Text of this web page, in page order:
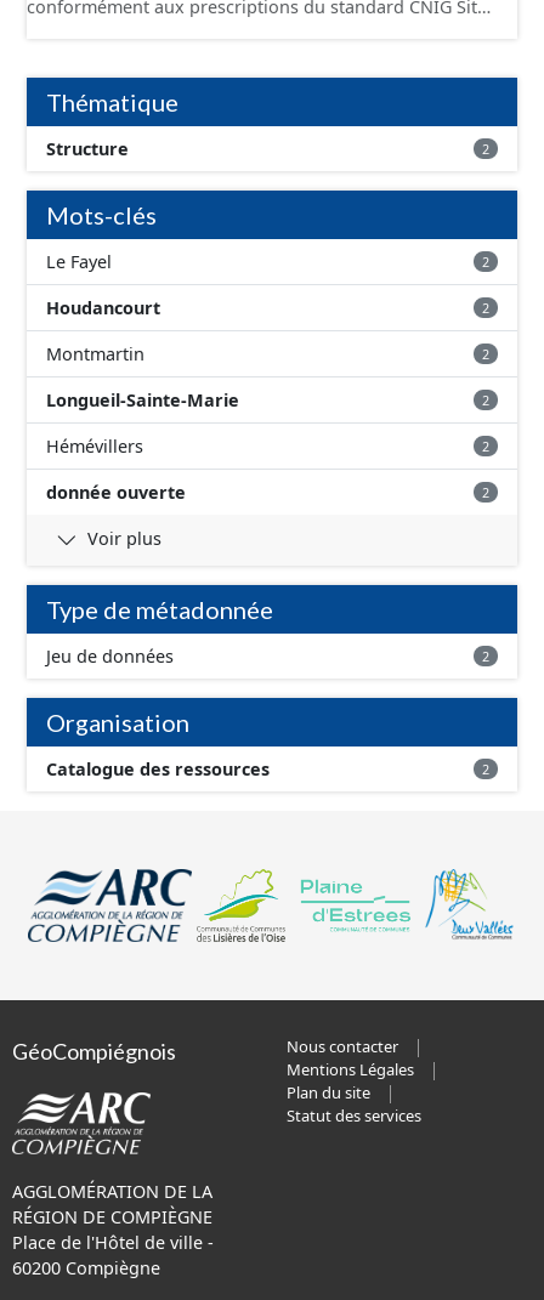
conformément aux prescriptions du standard CNIG Sites
Thématique
Structure 2
Mots-clés
Le Fayel 2
Houdancourt 2
Montmartin 2
Longueil-Sainte-Marie 2
Hémévillers 2
donnée ouverte 2
Voir plus
Type de métadonnée
Jeu de données 2
Organisation
Catalogue des ressources 2
GéoCompiégnois
AGGLOMÉRATION DE LA
RÉGION DE COMPIÈGNE
Place de l'Hôtel de ville -
60200 Compiègne
Nous contacter
Mentions Légales
Plan du site
Statut des services